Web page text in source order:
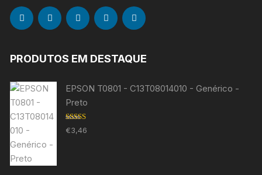
PRODUTOS EM DESTAQUE
EPSON T0801 - C13T08014010 - Genérico -
Preto
Avaliação
5.00 de 5
€3,46